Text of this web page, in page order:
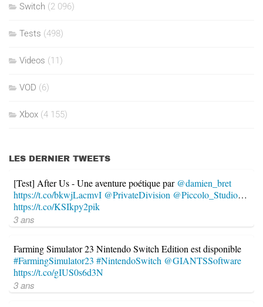
Switch (2 096)
Tests (498)
Videos (11)
VOD (6)
Xbox (4 155)
LES DERNIER TWEETS
[Test] After Us - Une aventure poétique par @damien_bret
https://t.co/bkwjLacmvI @PrivateDivision @Piccolo_Studio…
https://t.co/KSIkpy2pik
3 ans
Farming Simulator 23 Nintendo Switch Edition est disponible
#FarmingSimulator23 #NintendoSwitch @GIANTSSoftware
https://t.co/gIUS0s6d3N
3 ans